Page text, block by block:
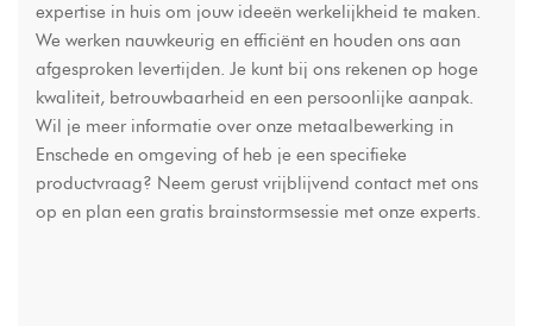
expertise in huis om jouw ideeën werkelijkheid te maken.
We werken nauwkeurig en efficiënt en houden ons aan
afgesproken levertijden. Je kunt bij ons rekenen op hoge
kwaliteit, betrouwbaarheid en een persoonlijke aanpak.
Wil je meer informatie over onze metaalbewerking in
Enschede en omgeving of heb je een specifieke
productvraag? Neem gerust vrijblijvend contact met ons
op en plan een gratis brainstormsessie met onze experts.